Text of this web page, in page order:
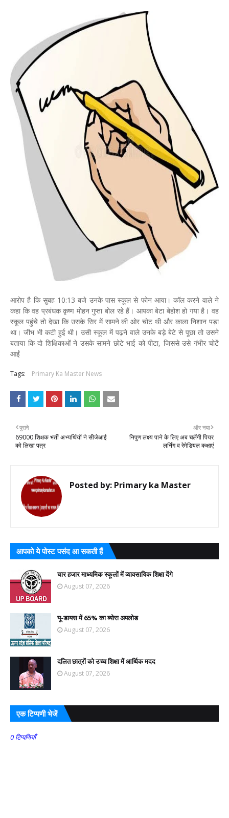
आरोप है कि सुबह 10:13 बजे उनके पास स्कूल से फोन आया। कॉल करने वाले ने
कहा कि वह प्रबंधक कृष्ण मोहन गुप्ता बोल रहे हैं। आपका बेटा बेहोश हो गया है। वह
स्कूल पहुंचे तो देखा कि उसके सिर में सामने की ओर चोट थी और काला निशान पड़ा
था। जीभ भी कटी हुई थी। उसी स्कूल में पढ़ने वाले उनके बड़े बेटे से पूछा तो उसने
बताया कि दो शिक्षिकाओं ने उसके सामने छोटे भाई को पीटा, जिससे उसे गंभीर चोटें
आईं
Tags: Primary Ka Master News
और नया
निपुण लक्ष्य पाने के लिए अब चलेंगी पियर
लर्निंग व रेमेडियल कक्षाएं
पुराने
69000 शिक्षक भर्ती अभ्यर्थियों ने सीजेआई
को लिखा पत्र
Posted by: Primary ka Master
आपको ये पोस्ट पसंद आ सकती हैं
चार हजार माध्यमिक स्कूलों में व्यावसायिक शिक्षा देंगे
August 07, 2026
यू-डायस में 65% का ब्योरा अपलोड
August 07, 2026
दलित छात्रों को उच्च शिक्षा में आर्थिक मदद
August 07, 2026
एक टिप्पणी भेजें
0 टिप्पणियाँ